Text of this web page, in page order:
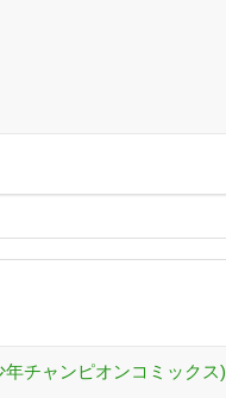
チャンピオンコミックス)